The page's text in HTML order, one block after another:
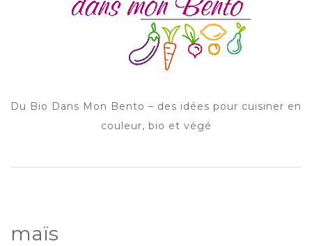
Du Bio Dans Mon Bento – des idées pour cuisiner en
couleur, bio et végé
maïs